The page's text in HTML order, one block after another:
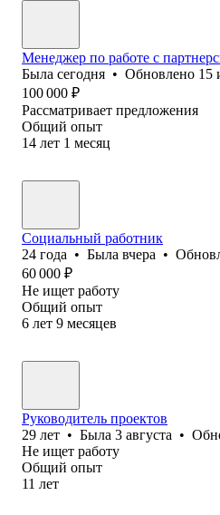
Менеджер по работе с
Была сегодня • Обновлено 15
100 000 ₽
Рассматривает предложения
Общий опыт
14 лет 1 месяц
Социальный работник
24 года • Была вчера •
60 000 ₽
Не ищет работу
Общий опыт
6 лет 9 месяцев
Руководитель проектов
29 лет • Была 3 августа •
Не ищет работу
Общий опыт
11 лет